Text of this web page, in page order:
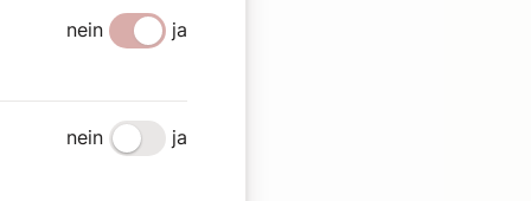
nein
ja
nein ja